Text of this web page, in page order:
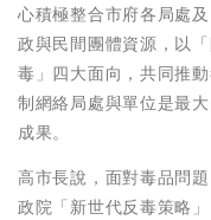
心積極整合市府各局處
政與民間團體資源，以
毒」四大面向，共同推
制網絡局處與單位是最
成果。
高市長說，面對毒品問
政院「新世代反毒策略